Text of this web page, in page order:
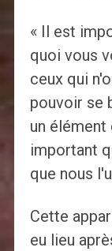
« Il est
quoi vous
ceux qui
pouvoir se
un
important
que nous
Cette
eu lieu